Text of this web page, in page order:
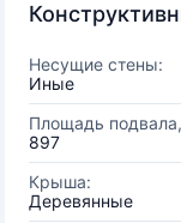
Несущие стены:
Иные
Площадь
897
Крыша:
Деревянные